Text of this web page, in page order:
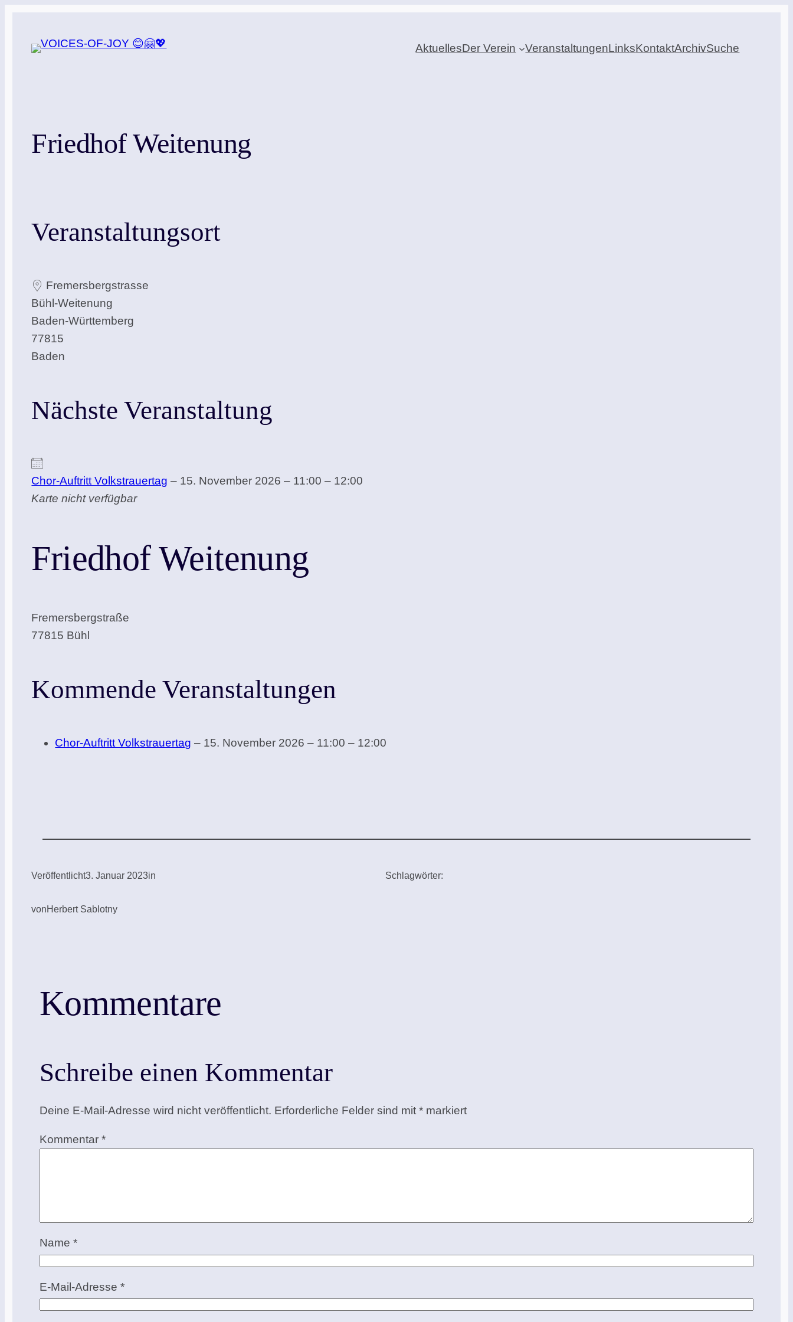
springen
AktuellesDer Verein VeranstaltungenLinksKontaktArchivSuche
Friedhof Weitenung
Veranstaltungsort
Fremersbergstrasse
Bühl-Weitenung
Baden-Württemberg
77815
Baden
Nächste Veranstaltung
Chor-Auftritt Volkstrauertag – 15. November 2026 – 11:00 – 12:00
Karte nicht verfügbar
Friedhof Weitenung
Fremersbergstraße
77815 Bühl
Kommende Veranstaltungen
Chor-Auftritt Volkstrauertag – 15. November 2026 – 11:00 – 12:00
Veröffentlicht3. Januar 2023in
vonHerbert Sablotny
Schlagwörter:
Kommentare
Schreibe einen Kommentar
Deine E-Mail-Adresse wird nicht veröffentlicht. Erforderliche Felder sind mit *markiert
Kommentar *
Name *
E-Mail-Adresse *